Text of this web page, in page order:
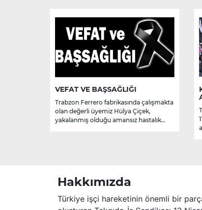
VEFAT VE BAŞSAĞLIĞI
Trabzon Ferrero fabrikasında çalışmakta
olan değerli üyemiz Hülya Çiçek,
yakalanmış olduğu amansız hastalık
Hakkımızda
Türkiye işçi hareketinin önemli bir